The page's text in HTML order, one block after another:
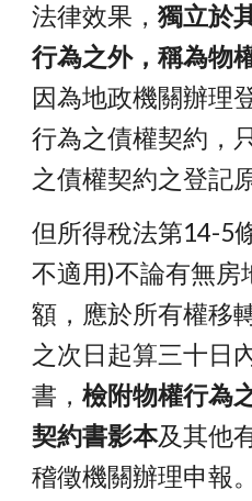
法律效果，獨立於
行為之外，稱為物
因為地政機關辦理
行為之債權契約，
之債權契約之登記
但所得稅法第14-5
不適用)不論有無房
額，應於所有權移
之次日起算三十日
書，檢附物權行為
契約書影本及其他
稽徵機關辦理申報